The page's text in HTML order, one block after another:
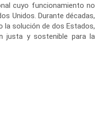
cuyo funcionamiento no
Unidos. Durante décadas,
la solución de dos Estados,
justa y sostenible para la